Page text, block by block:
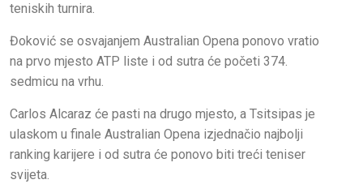
teniskih turnira.
Đoković se osvajanjem Australian Opena ponovo vratio
na prvo mjesto ATP liste i od sutra će početi 374.
sedmicu na vrhu.
Carlos Alcaraz će pasti na drugo mjesto, a Tsitsipas je
ulaskom u finale Australian Opena izjednačio najbolji
ranking karijere i od sutra će ponovo biti treći teniser
svijeta.